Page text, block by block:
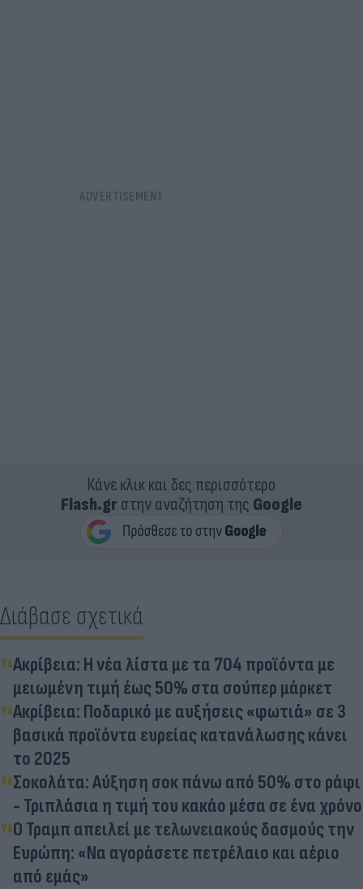
Κάνε κλικ και δες περισσότερο
Flash.grστην αναζήτηση της Google
Διάβασε σχετικά
Ακρίβεια: Η νέα λίστα με τα 704 προϊόντα με
μειωμένη τιμή έως 50% στα σούπερ μάρκετ
Ακρίβεια: Ποδαρικό με αυξήσεις «φωτιά» σε 3
βασικά προϊόντα ευρείας κατανάλωσης κάνει
το 2025
Σοκολάτα: Αύξηση σοκ πάνω από 50% στο ράφι
- Τριπλάσια η τιμή του κακάο μέσα σε ένα χρόνο
Ο Τραμπ απειλεί με τελωνειακούς δασμούς την
Ευρώπη: «Να αγοράσετε πετρέλαιο και αέριο
από εμάς»